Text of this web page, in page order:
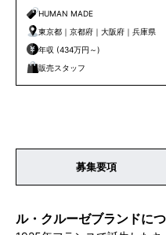
候補HUMAN MADE
東京都｜京都府｜大阪府｜兵庫県
年収 (434万円～)
販売スタッフ
募集要項
ル・クルーゼブランドに